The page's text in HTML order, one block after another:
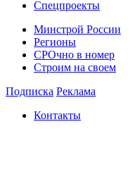
Спецпроекты
Минстрой России
Регионы
СРОчно в номер
Строим на своем
Подписка Реклама
Контакты